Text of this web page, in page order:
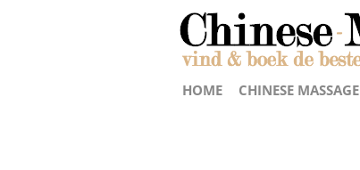
HOME CHINESE MASSAGE